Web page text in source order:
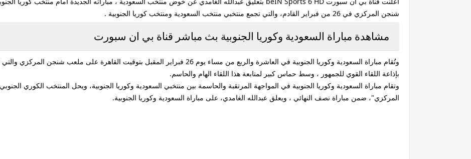
شنجن المركزي في 26 من فبراير القادم، والتي تجمع منتخبي منتخب السعودية ومنتخب كوريا الجنوبية .
مشاهدة مباراة السعودية وكوريا الجنوبية بث مباشر قناة بي ان سبورت
بإذاعة اللقاء القوي للجمهور ، وسط حماس كبير لمتابعة هذا اللقاء الهام والحاسم.
وتقام مباراة السعودية وكوريا الجنوبية في المواجهة المرتقبة والحاسمة بين منتخبي السعودية وكوريا الجنوبية، ويحل المنتخب الكوري
المركزي"، ضمن مباراة نصف النهائي ، ويعلق عبدالله الغامدي، على مباراة السعودية وكوريا الجنوبية.